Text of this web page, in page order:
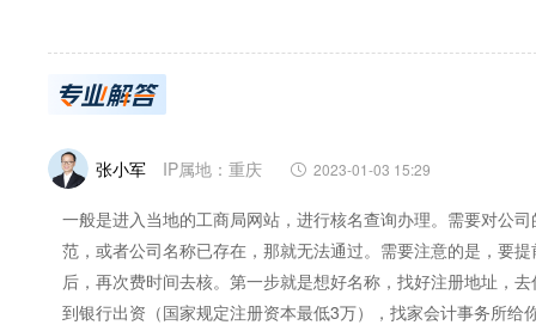
张小军 IP属地：重庆 2023-01-03 15:29
一般是进入当地的工商局网站，进行核名查询办理。需要对公
范，或者公司名称已存在，那就无法通过。需要注意的是，要
后，再次费时间去核。第一步就是想好名称，找好注册地址，
到银行出资（国家规定注册资本最低3万），找家会计事务所